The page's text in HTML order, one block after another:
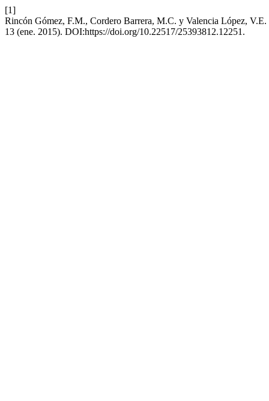
[1]
Rincón Gómez, F.M., Cordero Barrera, M.C. y Valencia López,
13 (ene. 2015). DOI:https://doi.org/10.22517/25393812.12251.